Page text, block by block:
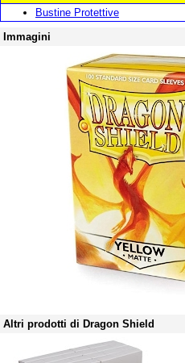
Bustine Protettive
Immagini
Altri prodotti di Dragon Shield